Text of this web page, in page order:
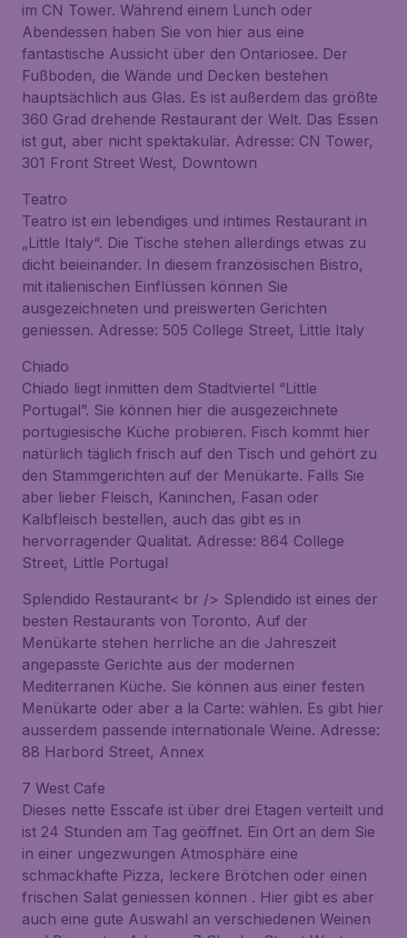
im CN Tower. Während einem Lunch oder
Abendessen haben Sie von hier aus eine
fantastische Aussicht über den Ontariosee. Der
Fußboden, die Wände und Decken bestehen
hauptsächlich aus Glas. Es ist außerdem das größte
360 Grad drehende Restaurant der Welt. Das Essen
ist gut, aber nicht spektakulär. Adresse: CN Tower,
301 Front Street West, Downtown
Teatro
Teatro ist ein lebendiges und intimes Restaurant in
„Little Italy“. Die Tische stehen allerdings etwas zu
dicht beieinander. In diesem französischen Bistro,
mit italienischen Einflüssen können Sie
ausgezeichneten und preiswerten Gerichten
geniessen. Adresse: 505 College Street, Little Italy
Chiado
Chiado liegt inmitten dem Stadtviertel “Little
Portugal”. Sie können hier die ausgezeichnete
portugiesische Küche probieren. Fisch kommt hier
natürlich täglich frisch auf den Tisch und gehört zu
den Stammgerichten auf der Menükarte. Falls Sie
aber lieber Fleisch, Kaninchen, Fasan oder
Kalbfleisch bestellen, auch das gibt es in
hervorragender Qualität. Adresse: 864 College
Street, Little Portugal
Splendido Restaurant< br /> Splendido ist eines der
besten Restaurants von Toronto. Auf der
Menükarte stehen herrliche an die Jahreszeit
angepasste Gerichte aus der modernen
Mediterranen Küche. Sie können aus einer festen
Menükarte oder aber a la Carte: wählen. Es gibt hier
ausserdem passende internationale Weine. Adresse:
88 Harbord Street, Annex
7 West Cafe
Dieses nette Esscafe ist über drei Etagen verteilt und
ist 24 Stunden am Tag geöffnet. Ein Ort an dem Sie
in einer ungezwungen Atmosphäre eine
schmackhafte Pizza, leckere Brötchen oder einen
frischen Salat geniessen können . Hier gibt es aber
auch eine gute Auswahl an verschiedenen Weinen